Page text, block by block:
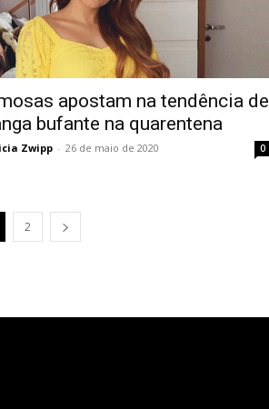
apostam na tendência de
bufante na quarentena
Zwipp - 26 de maio de 2020 0
2